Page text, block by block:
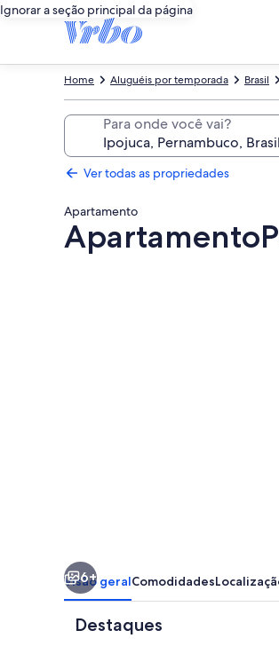
Ignorar a seção principal da página
Brasil
Aluguéis por temporada
Home
Para onde você vai?
Ver todas as propriedades
Apartamento
6+
Visão geralComodidades
Destaques